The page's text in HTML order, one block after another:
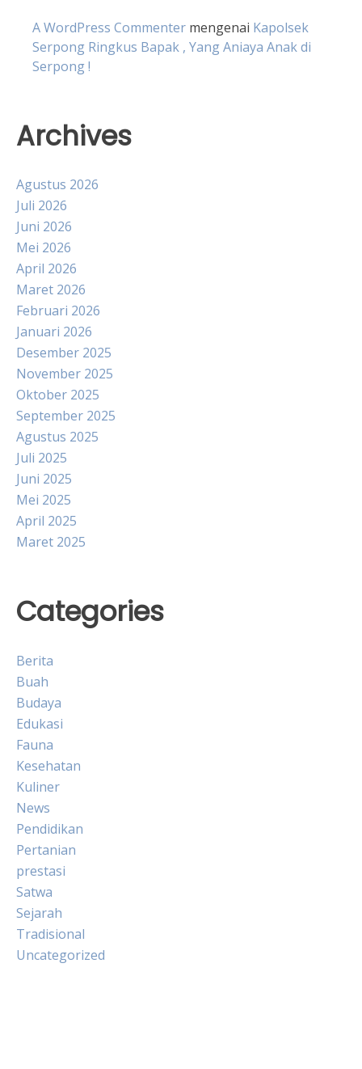
A WordPress Commenter mengenai Kapolsek
Serpong Ringkus Bapak , Yang Aniaya Anak di
Serpong !
Archives
Agustus 2026
Juli 2026
Juni 2026
Mei 2026
April 2026
Maret 2026
Februari 2026
Januari 2026
Desember 2025
November 2025
Oktober 2025
September 2025
Agustus 2025
Juli 2025
Juni 2025
Mei 2025
April 2025
Maret 2025
Categories
Berita
Buah
Budaya
Edukasi
Fauna
Kesehatan
Kuliner
News
Pendidikan
Pertanian
prestasi
Satwa
Sejarah
Tradisional
Uncategorized